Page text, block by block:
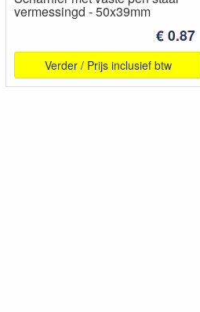
vermessingd - 50x39mm
€ 0.87
Verder / Prijs inclusief btw